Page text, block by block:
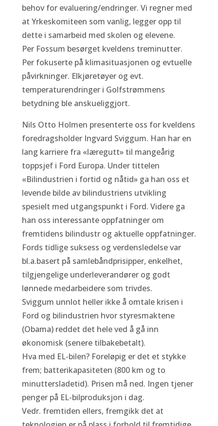
behov for evaluering/endringer. Vi regner med
at Yrkeskomiteen som vanlig, legger opp til
dette i samarbeid med skolen og elevene.
Per Fossum besørget kveldens treminutter.
Per fokuserte på klimasituasjonen og evtuelle
påvirkninger. Elkjøretøyer og evt.
temperaturendringer i Golfstrømmens
betydning ble anskueliggjort.
Nils Otto Holmen presenterte oss for kveldens
foredragsholder Ingvard Sviggum. Han har en
lang karriere fra «læregutt» til mangeårig
toppsjef i Ford Europa. Under tittelen
«Bilindustrien i fortid og nåtid» ga han oss et
levende bilde av bilindustriens utvikling
spesielt med utgangspunkt i Ford. Videre ga
han oss interessante oppfatninger om
fremtidens bilindustr og aktuelle oppfatninger.
Fords tidlige suksess og verdensledelse var
bl.a.basert på samlebåndprisipper, enkelhet,
tilgjengelige underleverandører og godt
lønnede medarbeidere som trivdes.
Sviggum unnlot heller ikke å omtale krisen i
Ford og bilindustrien hvor styresmaktene
(Obama) reddet det hele ved å gå inn
økonomisk (senere tilbakebetalt).
Hva med EL-bilen? Foreløpig er det et stykke
frem; batterikapasiteten (800 km og to
minuttersladetid). Prisen må ned. Ingen tjener
penger på EL-bilproduksjon i dag.
Vedr. fremtiden ellers, fremgikk det at